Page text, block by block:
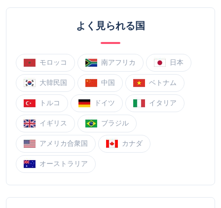
よく見られる国
モロッコ 南アフリカ 日本
大韓民国 中国 ベトナム
トルコ ドイツ イタリア
イギリス ブラジル
アメリカ合衆国 カナダ
オーストラリア